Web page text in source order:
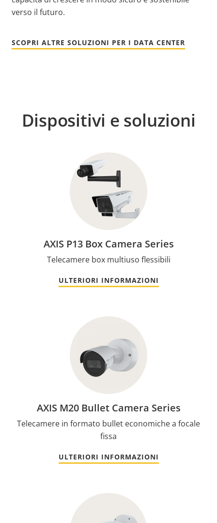
verso il futuro.
SCOPRI ALTRE SOLUZIONI PER I DATA CENTER
Dispositivi e soluzioni
AXIS P13 Box Camera Series
Telecamere box multiuso flessibili
ULTERIORI INFORMAZIONI
AXIS M20 Bullet Camera Series
Telecamere in formato bullet economiche a focale
fissa
ULTERIORI INFORMAZIONI